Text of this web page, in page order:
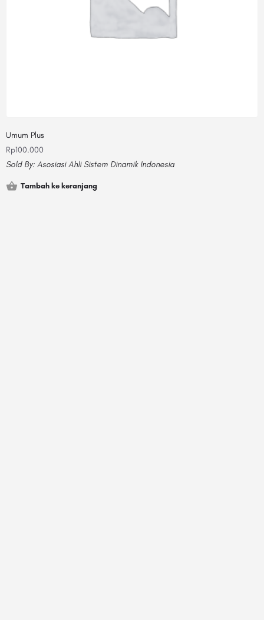
Umum Plus
Rp100.000
Sold By: Asosiasi Ahli Sistem Dinamik Indonesia
Tambah ke keranjang